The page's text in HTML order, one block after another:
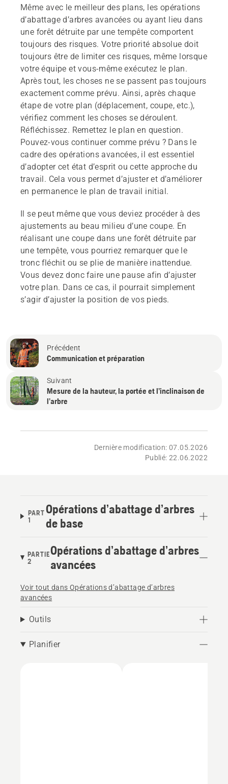
Même avec le meilleur des plans, les opérations
d’abattage d’arbres avancées ou ayant lieu dans
une forêt détruite par une tempête comportent
toujours des risques. Votre priorité absolue doit
toujours être de limiter ces risques, même lorsque
votre équipe et vous-même exécutez le plan.
Après tout, les choses ne se passent pas toujours
exactement comme prévu. Ainsi, après chaque
étape de votre plan (déplacement, coupe, etc.),
vérifiez comment les choses se déroulent.
Réfléchissez. Remettez le plan en question.
Pouvez-vous continuer comme prévu ? Dans le
cadre des opérations avancées, il est essentiel
d’adopter cet état d’esprit ou cette approche du
travail. Cela vous permet d’ajuster et d’améliorer
en permanence le plan de travail initial.
Il se peut même que vous deviez procéder à des
ajustements au beau milieu d’une coupe. En
réalisant une coupe dans une forêt détruite par
une tempête, vous pourriez remarquer que le
tronc fléchit ou se plie de manière inattendue.
Vous devez donc faire une pause afin d’ajuster
votre plan. Dans ce cas, il pourrait simplement
s’agir d’ajuster la position de vos pieds.
Précédent
Communication et préparation
Suivant
Mesure de la hauteur, la portée et l’inclinaison de
l’arbre
Dernière modification: 07.05.2026
Publié: 22.06.2022
PART
1
Opérations d’abattage d’arbres
de base
PARTIE
2
Opérations d’abattage d’arbres
avancées
Voir tout dans Opérations d’abattage d’arbres
avancées
Outils
Planifier